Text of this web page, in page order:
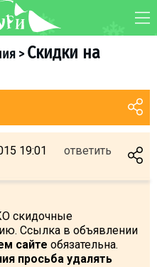
>Скидки на
19:01 ответить
скидочные
Ссылка в объявлении
сайте обязательна.
просьба удалять
КАРТА